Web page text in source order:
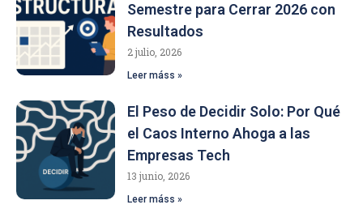
Semestre para Cerrar 2026 con
Resultados
2 julio, 2026
Leer máss »
El Peso de Decidir Solo: Por Qué
el Caos Interno Ahoga a las
Empresas Tech
13 junio, 2026
Leer máss »